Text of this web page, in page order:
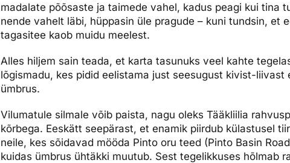
madalate põõsaste ja taimede vahel, kadus peagi kui tina
nende vahelt läbi, hüppasin üle pragude – kuni tundsin, et
tagasitee kaob muidu meelest.
Alles hiljem sain teada, et karta tasunuks veel kahte
lõgismadu, kes pidid eelistama just seesugust kivist-liivast
ümbrus.
Vilumatule silmale võib paista, nagu oleks Tääkliilia
kõrbega. Eeskätt seepärast, et enamik piirdub külastusel
neile, kes sõidavad mööda Pinto oru teed (Pinto Basin
kuidas ümbrus ühtäkki muutub. Sest tegelikkuses hõlmab